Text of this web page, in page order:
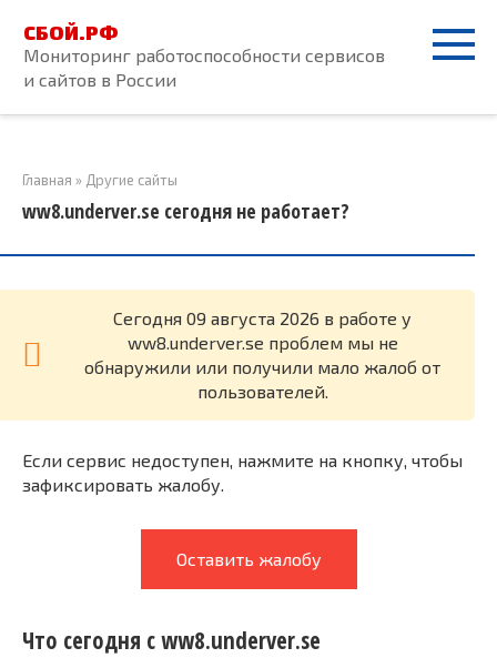
контенту
СБОЙ.РФ
Мониторинг работоспособности сервисов
и сайтов в России
Главная » Другие сайты
ww8.underver.se сегодня не работает?
Cегодня 09 августа 2026 в работе у
ww8.underver.se проблем мы не
обнаружили или получили мало жалоб от
пользователей.
Если сервис недоступен, нажмите на кнопку, чтобы
зафиксировать жалобу.
Оставить жалобу
Что сегодня с ww8.underver.se